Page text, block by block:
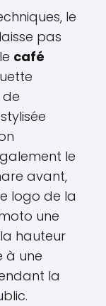
le
pas
café
le
avant,
logo de la
une
hauteur
à une
la